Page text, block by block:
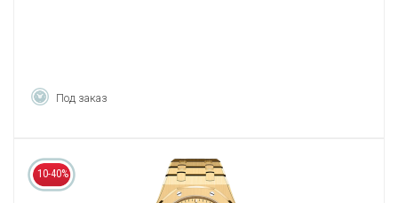
Под заказ
10-40%